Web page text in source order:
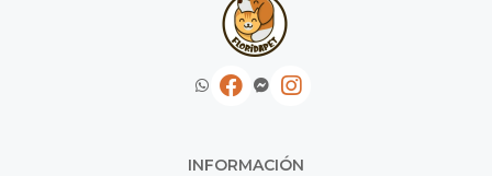
INFORMACIÓN